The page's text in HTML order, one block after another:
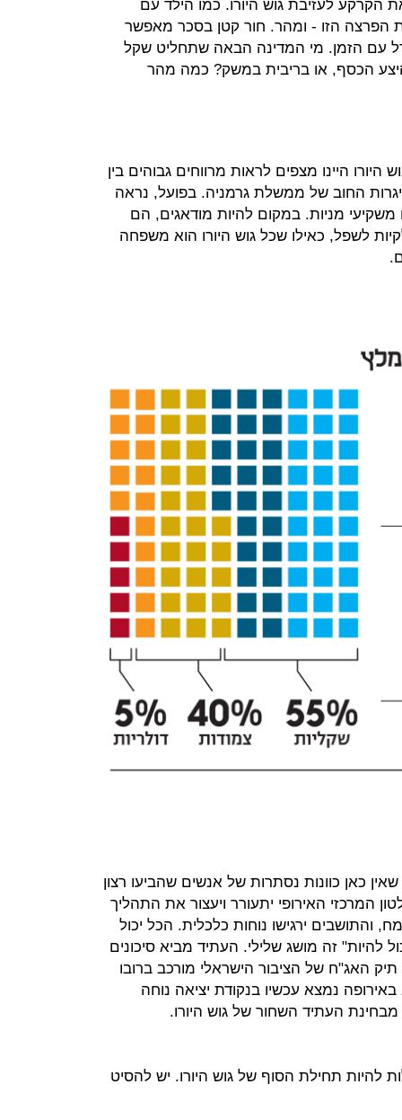
לעזיבת גוש היורו. כמו הילד עם
הפרצה הזו - ומהר. חור קטן בסכר מאפשר
עם הזמן. מי המדינה הבאה שתחליט שקל
הכסף, או בריבית במשק? כמה מהר
היינו מצפים לראות מרווחים גבוהים בין
החוב של ממשלת גרמניה. בפועל, נראה
מניות. במקום להיות מודאגים, הם
לשפל, כאילו שכל גוש היורו הוא משפחה
כאן כוונות נסתרות של אנשים שהביעו רצון
המרכזי האירופי יתעורר ויעצור את התהליך
והתושבים ירגישו נוחות כלכלית. הכל יכול
להיות" זה מושג שלילי. העתיד מביא סיכונים
האג"ח של הציבור הישראלי מורכב ברובו
נמצא עכשיו בנקודת יציאה נוחה
העתיד השחור של גוש היורו.
להיות תחילת הסוף של גוש היורו. יש להסיט